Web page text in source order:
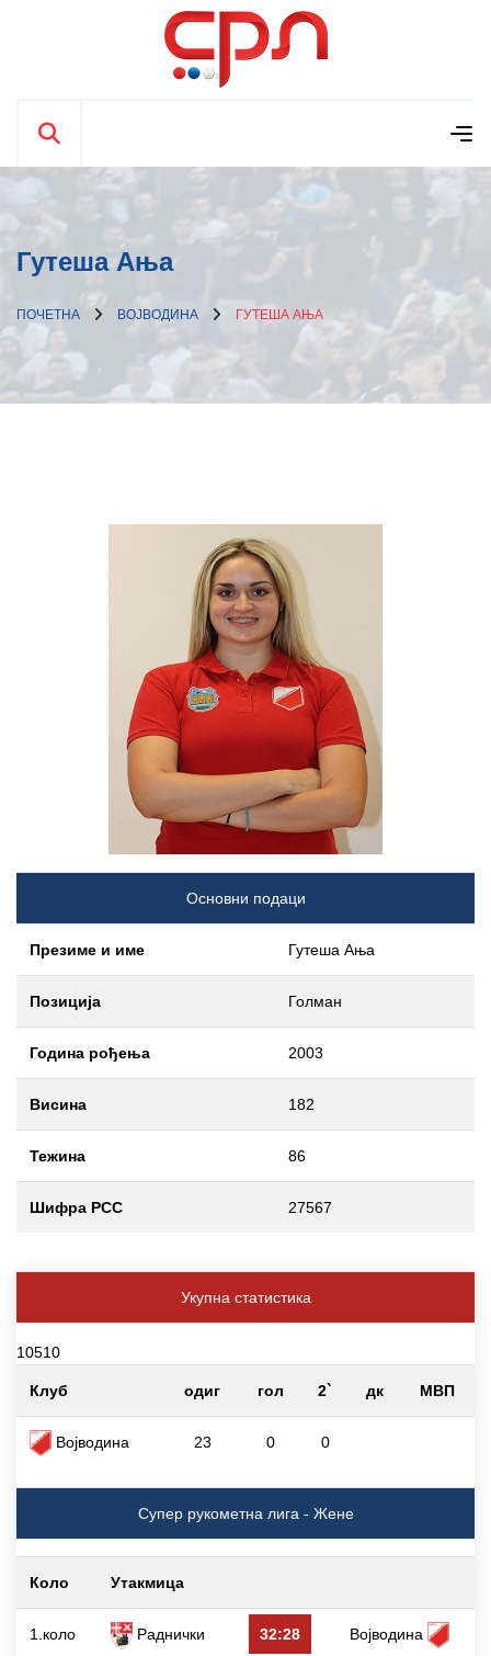
Гутеша Ања
ПОЧЕТНА ВОЈВОДИНА ГУТЕША АЊА
Основни подаци
Презиме и име Гутеша Ања
Позиција Голман
Година рођења 2003
Висина 182
Тежина 86
Шифра РСС 27567
Укупна статистика
10510
Клуб одиг гол 2` дк МВП
Војводина 23 0 0
Супер рукометна лига - Жене
Коло Утакмица
1.коло Раднички 32:28 Војводина